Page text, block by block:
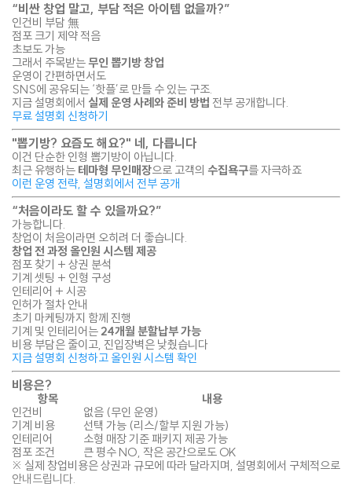
“비싼 창업 말고, 부담 적은 아이템 없을까?”
인건비 부담 無
점포 크기 제약 적음
초보도 가능
그래서 주목받는 무인 뽑기방 창업
운영이 간편하면서도
SNS에 공유되는 ‘핫플’로 만들 수 있는 구조.
지금 설명회에서 실제 운영 사례와 준비 방법 전부 공개합니다.
무료 설명회 신청하기
"뽑기방? 요즘도 해요?" 네, 다릅니다
이건 단순한 인형 뽑기방이 아닙니다.
최근 유행하는 테마형 무인매장으로 고객의 수집욕구를 자극하죠
이런 운영 전략, 설명회에서 전부 공개
“처음이라도 할 수 있을까요?”
가능합니다.
창업이 처음이라면 오히려 더 좋습니다.
창업 전 과정 올인원 시스템 제공
점포 찾기 + 상권 분석
기계 셋팅 + 인형 구성
인테리어 + 시공
인허가 절차 안내
초기 마케팅까지 함께 진행
기계 및 인테리어는 24개월 분할납부 가능
비용 부담은 줄이고, 진입장벽은 낮췄습니다
지금 설명회 신청하고 올인원 시스템 확인
비용은?
항목
내용
인건비
없음 (무인 운영)
기계 비용
선택 가능 (리스/할부 지원 가능)
인테리어
소형 매장 기준 패키지 제공 가능
점포 조건
큰 평수 NO, 작은 공간으로도 OK
※ 실제 창업비용은 상권과 규모에 따라 달라지며, 설명회에서 구체적으로
안내드립니다.